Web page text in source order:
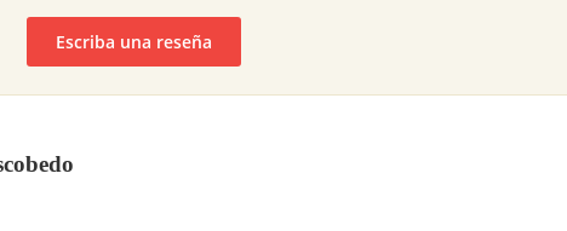
Escriba una reseña